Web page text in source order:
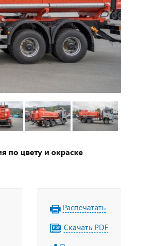
по цвету и окраске
Распечатать
Скачать PDF